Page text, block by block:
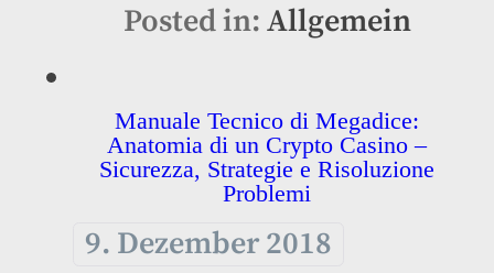
Posted in: Allgemein
Manuale Tecnico di Megadice:
Anatomia di un Crypto Casino –
Sicurezza, Strategie e Risoluzione
Problemi
9. Dezember 2018